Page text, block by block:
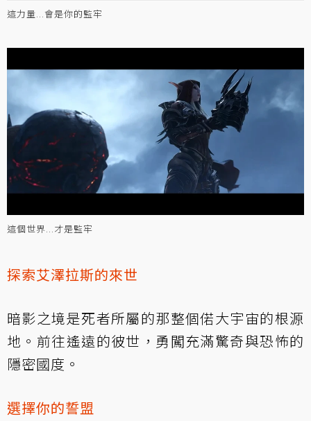
這力量...會是你的監牢
這個世界...才是監牢
探索艾澤拉斯的來世
暗影之境是死者所屬的那整個偌大宇宙的根源
地。前往遙遠的彼世，勇闖充滿驚奇與恐怖的
隱密國度。
選擇你的誓盟